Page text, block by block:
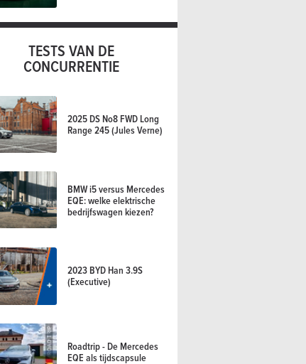
TESTS VAN DE
CONCURRENTIE
2025 DS No8 FWD Long
Range 245 (Jules Verne)
BMW i5 versus Mercedes
EQE: welke elektrische
bedrijfswagen kiezen?
2023 BYD Han 3.9S
(Executive)
Roadtrip - De Mercedes
EQE als tijdscapsule